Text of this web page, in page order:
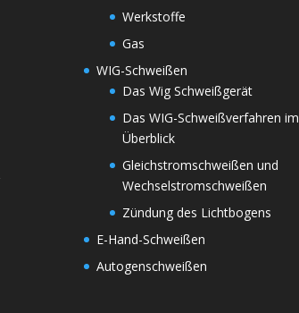
Werkstoffe
Gas
WIG-Schweißen
Das Wig Schweißgerät
Das WIG-Schweißverfahren im
Überblick
Gleichstromschweißen und
Wechselstromschweißen
Zündung des Lichtbogens
E-Hand-Schweißen
Autogenschweißen